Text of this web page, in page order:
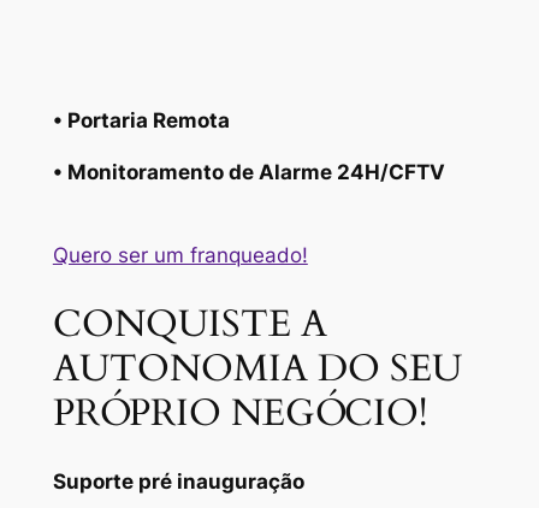
• Portaria Remota
• Monitoramento de Alarme 24H/CFTV
Quero ser um franqueado!
CONQUISTE A
AUTONOMIA DO SEU
PRÓPRIO NEGÓCIO!
Suporte pré inauguração